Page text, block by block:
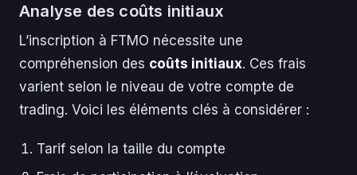
Analyse des coûts initiaux
L’inscription à FTMO nécessite une
compréhension des coûts initiaux. Ces frais
varient selon le niveau de votre compte de
trading. Voici les éléments clés à considérer :
Tarif selon la taille du compte